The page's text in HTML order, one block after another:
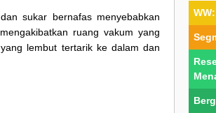
sukar bernafas menyebabkan
ruang vakum yang
lembut tertarik ke dalam dan